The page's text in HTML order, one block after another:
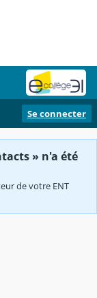
Se connecter
» n'a été
de votre ENT